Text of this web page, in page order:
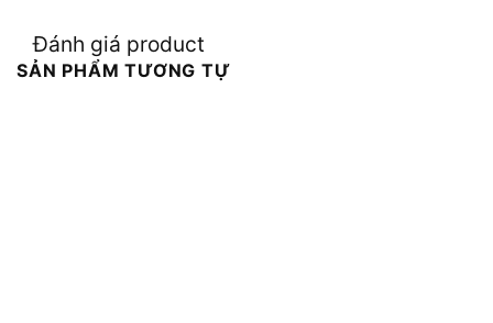
Đánh giá product
SẢN PHẨM TƯƠNG TỰ